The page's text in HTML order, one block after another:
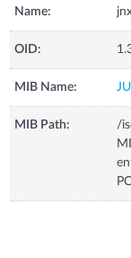
Name:
OID:
MIB Name:
MIB Path:
/
PC